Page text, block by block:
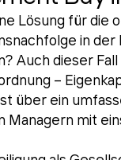
Lösung für die
in der
Auch dieser
–
über ein
Managern mit